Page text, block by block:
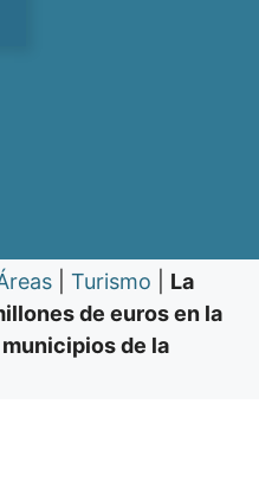
Turismo
La
de euros en la
de la